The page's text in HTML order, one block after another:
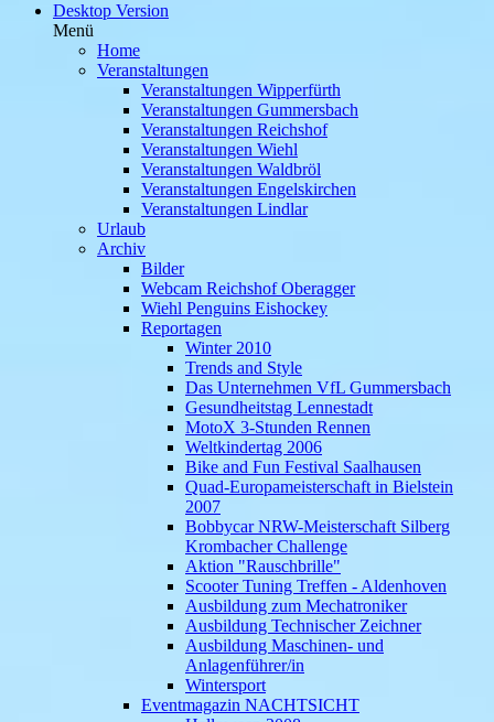
Desktop Version
Menü
Home
Veranstaltungen
Veranstaltungen Wipperfürth
Veranstaltungen Gummersbach
Veranstaltungen Reichshof
Veranstaltungen Wiehl
Veranstaltungen Waldbröl
Veranstaltungen Engelskirchen
Veranstaltungen Lindlar
Urlaub
Archiv
Bilder
Webcam Reichshof Oberagger
Wiehl Penguins Eishockey
Reportagen
Winter 2010
Trends and Style
Das Unternehmen VfL Gummersbach
Gesundheitstag Lennestadt
MotoX 3-Stunden Rennen
Weltkindertag 2006
Bike and Fun Festival Saalhausen
Quad-Europameisterschaft in Bielstein
2007
Bobbycar NRW-Meisterschaft Silberg
Krombacher Challenge
Aktion "Rauschbrille"
Scooter Tuning Treffen - Aldenhoven
Ausbildung zum Mechatroniker
Ausbildung Technischer Zeichner
Ausbildung Maschinen- und
Anlagenführer/in
Wintersport
Eventmagazin NACHTSICHT